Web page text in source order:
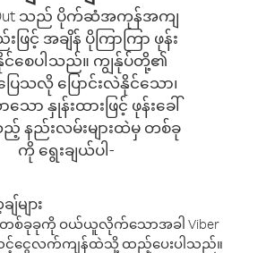
Out သည် ပိုက်ဆံအကုန်အကျ
ဖြင့် အချိန် ပိုကြာကြာ ဖုန်း
နိုင်စေပါသည်။ ကျွန်ုပ်တို့၏
ေသလို ပြောင်းလဲနိုင်သော၊
ာ နှုန်းထားဖြင့် ဖုန်းခေါ်
နည်းလမ်းများထဲမှ တစ်ခု
ကို ရွေးချယ်ပါ-
များ
စ်ခုခုကို ဝယ်ယူလိုက်သောအခါ Viber
င့်ငွေလက်ကျန်ထဲသို့ ထည့်ပေးပါသည်။